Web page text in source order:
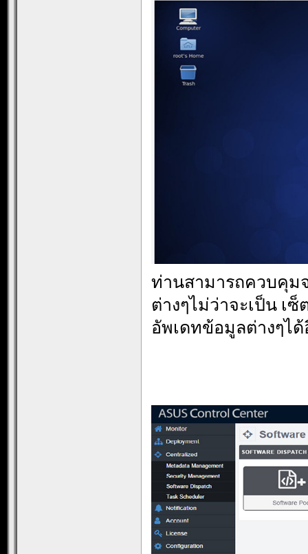
ท่านสามารถควบคุม
ต่างๆไม่ว่าจะเป็น เ
อัพเดทข้อมูลต่างๆไ